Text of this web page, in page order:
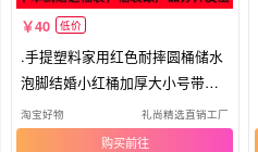
40 低价
.手提塑料家用红色耐摔圆桶储水
泡脚结婚小红桶加厚大小号带盖
水
淘宝好物 礼尚精选直销工厂
购买